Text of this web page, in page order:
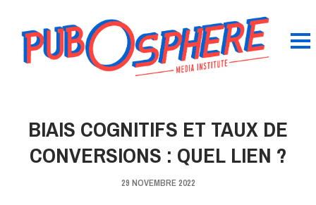
BIAIS COGNITIFS ET TAUX DE
CONVERSIONS : QUEL LIEN ?
29 NOVEMBRE 2022